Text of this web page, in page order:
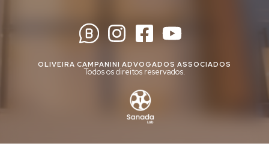
OLIVEIRA CAMPANINI ADVOGADOS ASSOCIADOS
Todos os direitos reservados.